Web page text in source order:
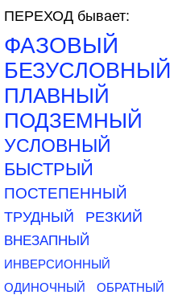
ПЕРЕХОД бывает:
ФАЗОВЫЙ
БЕЗУСЛОВНЫЙ
ПЛАВНЫЙ
ПОДЗЕМНЫЙ
УСЛОВНЫЙ
БЫСТРЫЙ
ПОСТЕПЕННЫЙ
ТРУДНЫЙ РЕЗКИЙ
ВНЕЗАПНЫЙ
ИНВЕРСИОННЫЙ
ОДИНОЧНЫЙ
ОБРАТНЫЙ